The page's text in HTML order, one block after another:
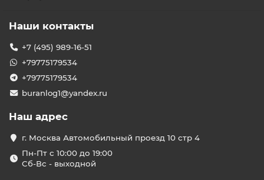
Наши контакты
+7 (495) 989-16-51
+79775179534
+79775179534
buranlog1@yandex.ru
Наш адрес
г. Москва Автомобильный проезд 10 стр 4
Пн-Пт с 10:00 до 19:00
Сб-Вс - выходной